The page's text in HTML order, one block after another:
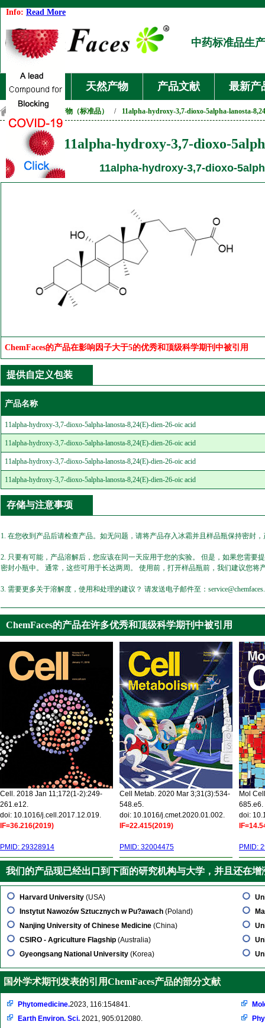
Info: Read More
中药标准品生
首页 天然产物 产品文献 最新产
天然产物（标准品） / 11alpha-hydroxy-3,7-dioxo-5alpha-lanosta-
11alpha-hydroxy-3,7-dioxo-
11alpha-hydroxy-3,7-dioxo-
ChemFaces的产品在影响因子大于5的优秀和顶级科学期刊中被引用
提供自定义包装
产品名称
11alpha-hydroxy-3,7-dioxo-5alpha-lanosta-8,24(E)-dien-26-oic acid
11alpha-hydroxy-3,7-dioxo-5alpha-lanosta-8,24(E)-dien-26-oic acid
11alpha-hydroxy-3,7-dioxo-5alpha-lanosta-8,24(E)-dien-26-oic acid
11alpha-hydroxy-3,7-dioxo-5alpha-lanosta-8,24(E)-dien-26-oic acid
存储与注意事项
1. 在您收到产品后请检查产品。如无问题，请将产品存入冰霜并且样品瓶保持密封
2. 只要有可能，产品溶解后，您应该在同一天应用于您的实验。 但是，如果您需
密封小瓶中。 通常，这些可用于长达两周。 使用前，打开样品瓶前，我们建议您将
3. 需要更多关于溶解度，使用和处理的建议？ 请发送电子邮件至：
ChemFaces的产品在许多优秀和顶级科学期刊中被引用
Cell. 2018 Jan 11;172(1-2):249-
261.e12.
doi: 10.1016/j.cell.2017.12.019.
IF=36.216(2019)
PMID: 29328914
Cell Metab. 2020 Mar 3;31(3):534-
548.e5.
doi: 10.1016/j.cmet.2020.01.002.
IF=22.415(2019)
PMID: 32004475
Mol
685.e6.
doi:
PMID:
我们的产品现已经出口到下面的研究机构与大学，并且还在增
Harvard University (USA)
Instytut Nawozów Sztucznych w Pu?awach (Poland)
Nanjing University of Chinese Medicine (China)
CSIRO - Agriculture Flagship (Australia)
Gyeongsang National University (Korea)
国外学术期刊发表的引用ChemFaces产品的部分文献
Phytomedicine.2023, 116:154841.
Earth Environ. Sci. 2021, 905:012080.